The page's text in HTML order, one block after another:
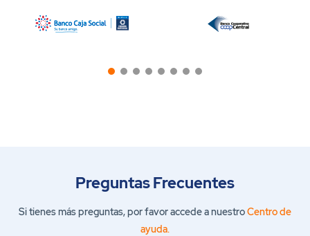
Preguntas Frecuentes
Si tienes más preguntas, por favor accede a nuestroCentro de
ayuda.